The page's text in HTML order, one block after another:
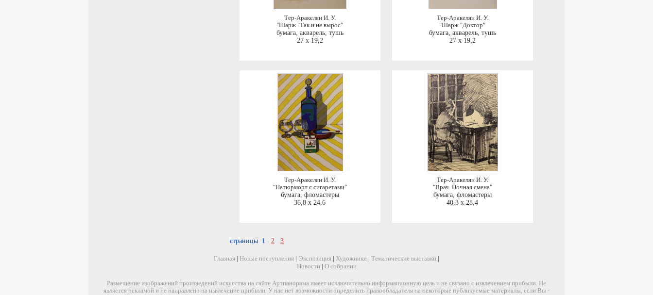
Тер-Аракелян И. У.
"Шарж "Так и не вырос"
бумага, акварель, тушь
27 x 19,2
Тер-Аракелян И. У.
"Шарж "Доктор"
бумага, акварель, тушь
27 x 19,2
Тер-Аракелян И. У.
"Натюрморт с сигаретами"
бумага, фломастеры
36,8 x 24,6
Тер-Аракелян И. У.
"Врач. Ночная смена"
бумага, фломастеры
40,3 x 28,4
страницы 1 2 3
Главная Новые поступления Экспозиция Художники Тематические выставки
Новости
О собрании
Размещение изображений произведений искусства на сайте Артпанорама имеет исключительно информационную цель и не связано с извлечением прибыли. Не
является рекламой и не направлено на извлечение прибыли. У нас нет возможности определить правообладателя на некоторые публикуемые материалы, если Вы -